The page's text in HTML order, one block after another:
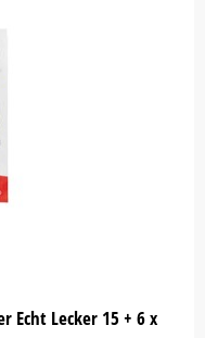
Echt Lecker 15 + 6 x